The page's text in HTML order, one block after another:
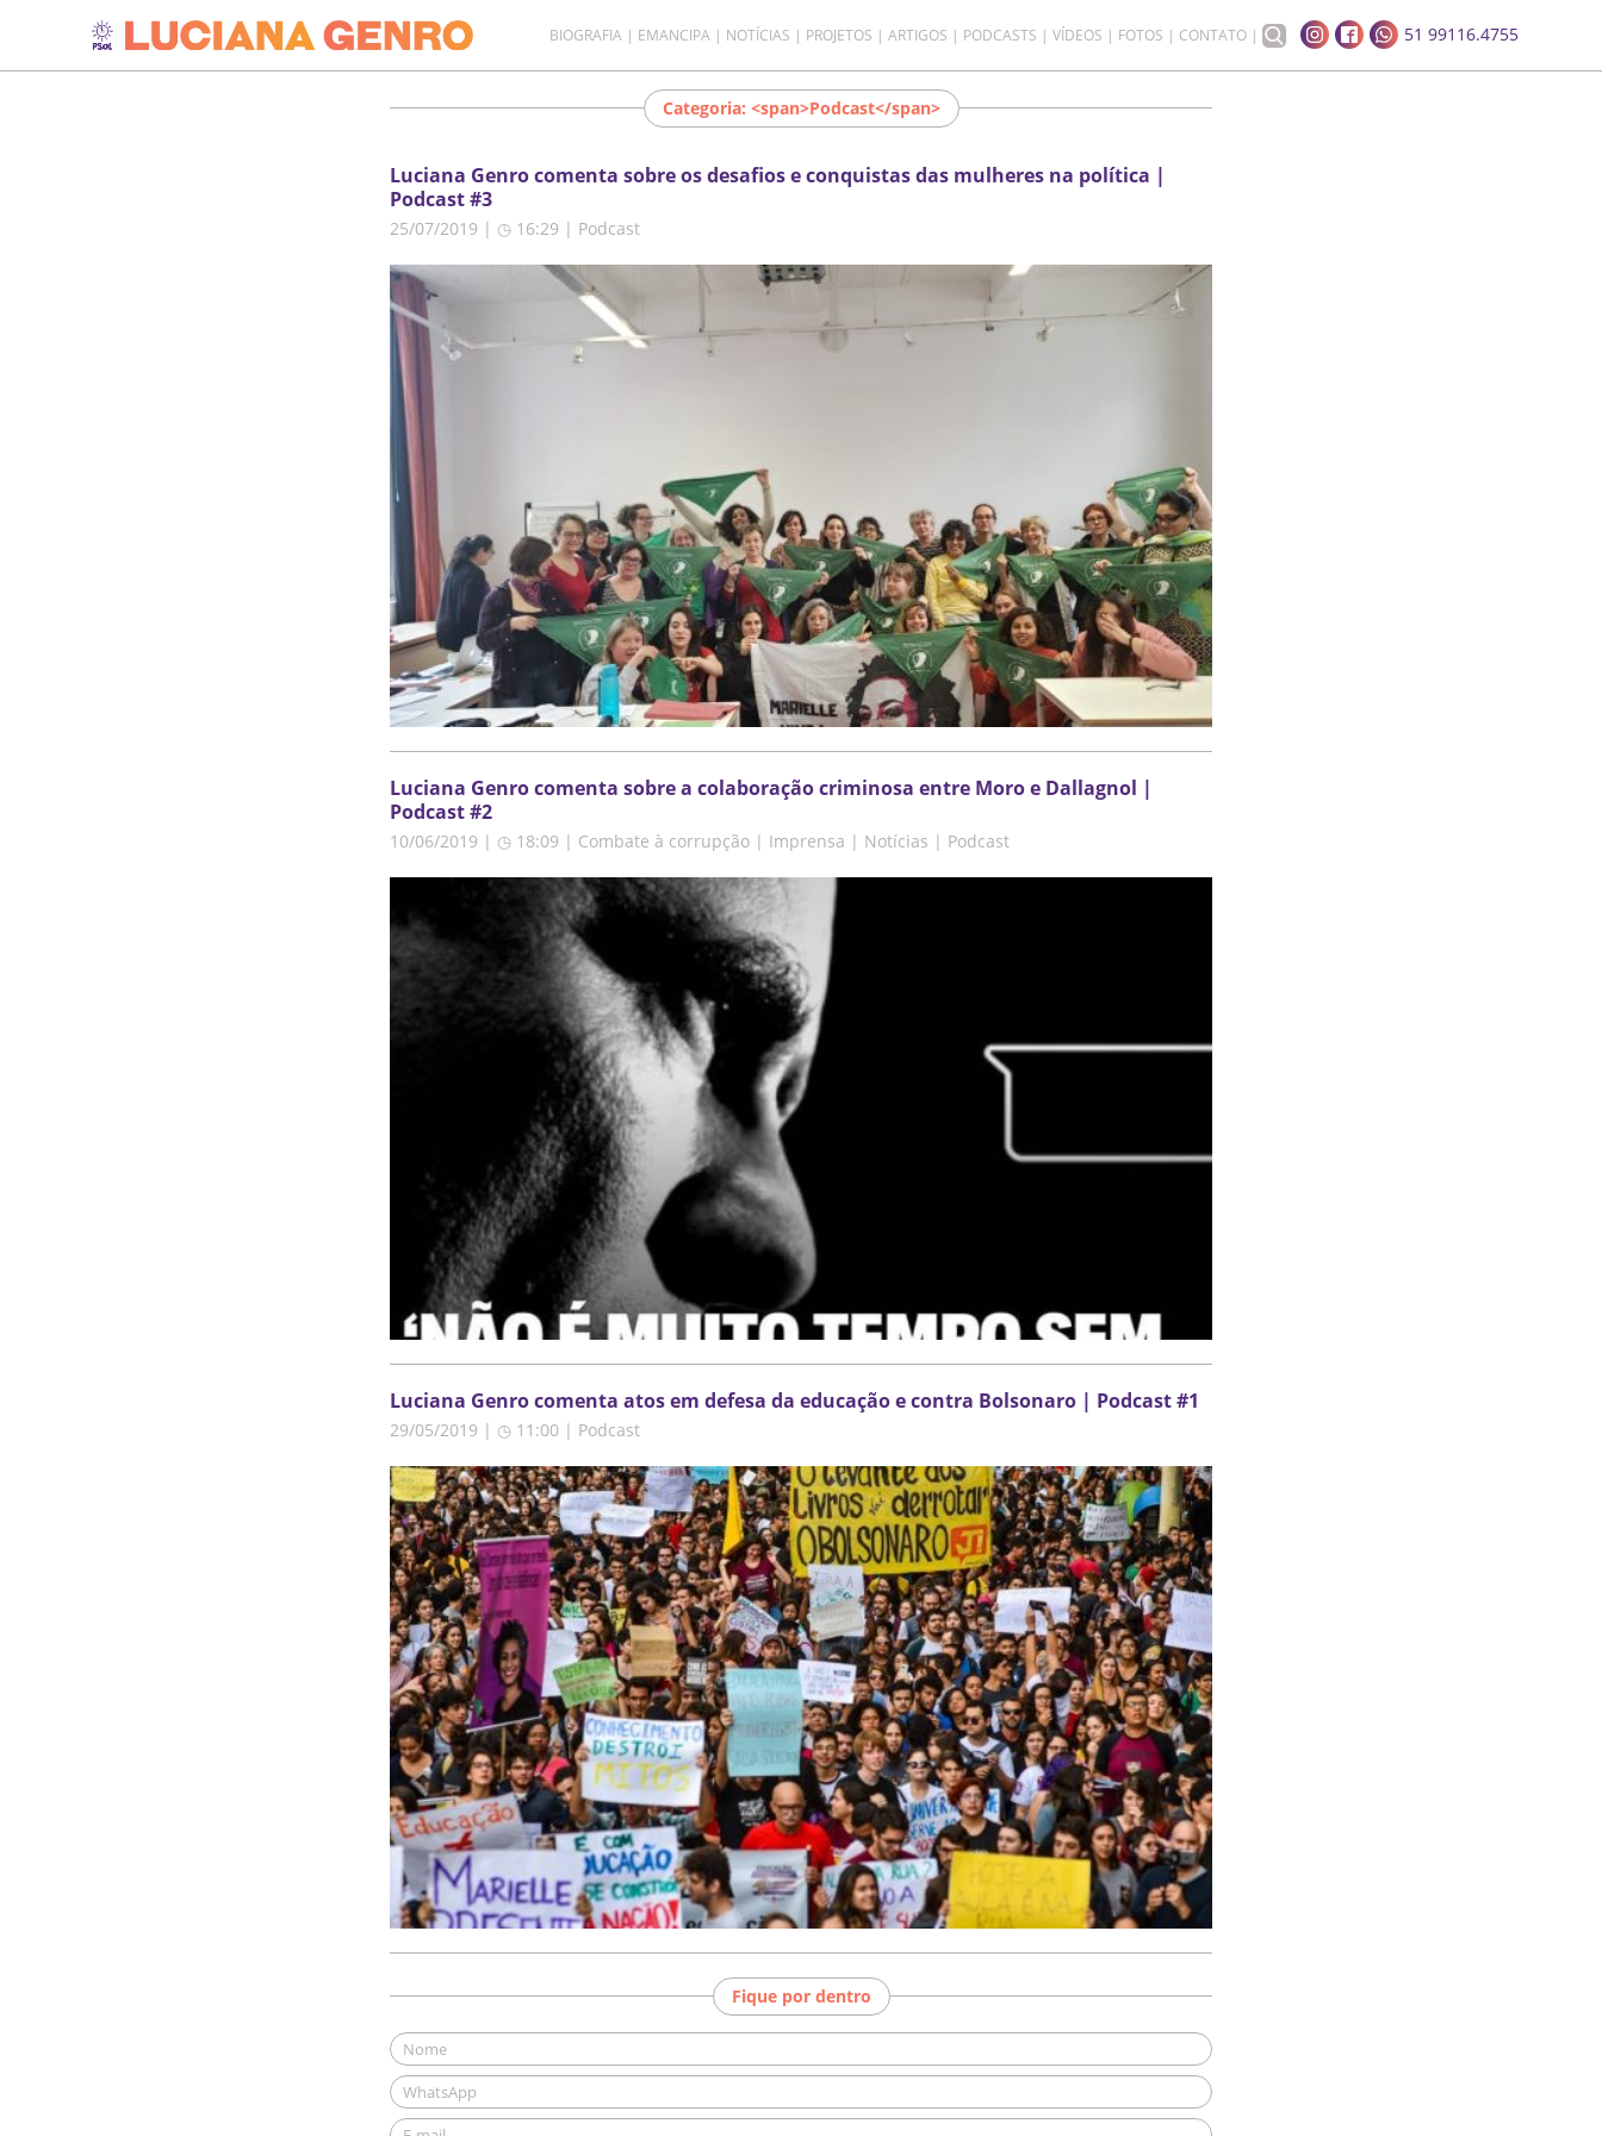
BIOGRAFIA EMANCIPA NOTÍCIAS PROJETOS ARTIGOS PODCASTS VÍDEOS FOTOS CONTATO 51 99116.4755
Categoria: <span>Podcast</span>
Luciana Genro comenta sobre os desafios e conquistas das mulheres na política |
Podcast #3
25/07/2019 | ◷ 16:29 | Podcast
Luciana Genro comenta sobre a colaboração criminosa entre Moro e Dallagnol |
Podcast #2
10/06/2019 | ◷ 18:09 | Combate à corrupção | Imprensa | Notícias | Podcast
Luciana Genro comenta atos em defesa da educação e contra Bolsonaro | Podcast #1
29/05/2019 | ◷ 11:00 | Podcast
Fique por dentro